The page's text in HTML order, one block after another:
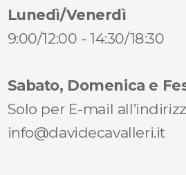
Lunedì/Venerdì
9:00/12:00 - 14:30/18:30
Sabato, Domenica e
Solo per E-mail
info@davidecavalleri.it